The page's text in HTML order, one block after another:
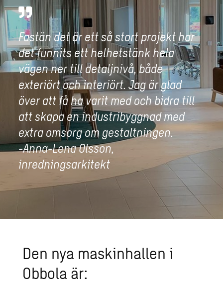
Fastän det är ett så stort projekt har
det funnits ett helhetstänk hela
vägen ner till detaljnivå, både
exteriört och interiört. Jag är glad
över att få ha varit med och bidra till
att skapa en industribyggnad med
extra omsorg om gestaltningen.
-Anna-Lena Olsson,
inredningsarkitekt
Den nya maskinhallen i
Obbola är: